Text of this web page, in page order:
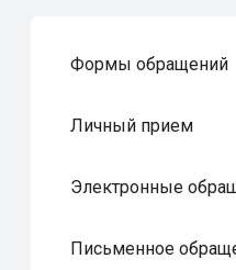
Формы обращений
Личный прием
Электронные
Письменное